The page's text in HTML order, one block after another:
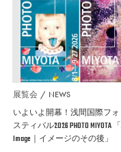
展覧会 NEWS
いよいよ開幕！浅間国際フ
スティバル2026 PHOTO MIYOTA
Image｜イメージのその後」